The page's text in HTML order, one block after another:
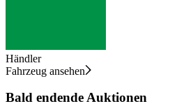
Händler
Fahrzeug ansehen
Bald endende Auktionen